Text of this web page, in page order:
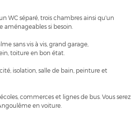
WC séparé, trois chambres ainsi qu'un
aménageables si besoin.
sans vis à vis, grand garage,
toiture en bon état.
isolation, salle de bain, peinture et
commerces et lignes de bus. Vous serez
en voiture.